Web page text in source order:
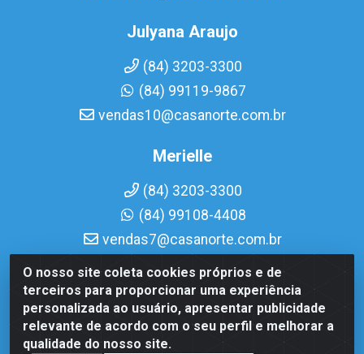
O nosso site coleta cookies próprios e de
terceiros para proporcionar uma experiência
personalizada ao usuário, apresentar publicidade
relevante de acordo com o seu perfil e melhorar a
qualidade do nosso site.
Julyana Araujo
(84) 3203-3300
(84) 99119-9867
vendas10@casanorte.com.br
Merielle
(84) 3203-3300
(84) 99108-4408
vendas7@casanorte.com.br
Casa Norte LTDA - Av. Interventor Mário Câmara, 1815 -
Dix-Sept Rosado, Natal/RN - CEP 59054-600 - CNPJ
08.713.513/0001-51